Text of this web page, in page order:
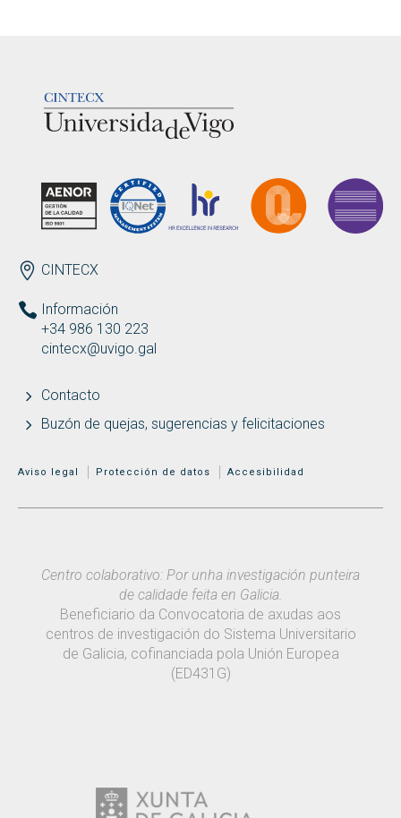
ENDEREZO ES
CINTECX
Información
+34 986 130 223
cintecx@uvigo.gal
Contacto
Buzón de quejas, sugerencias y felicitaciones
MENÚ ADICIONAL
Aviso legal Protección de datos Accesibilidad
Centro colaborativo: Por unha investigación punteira
de calidade feita en Galicia.
Beneficiario da Convocatoria de axudas aos
centros de investigación do Sistema Universitario
de Galicia, cofinanciada pola Unión Europea
(ED431G)